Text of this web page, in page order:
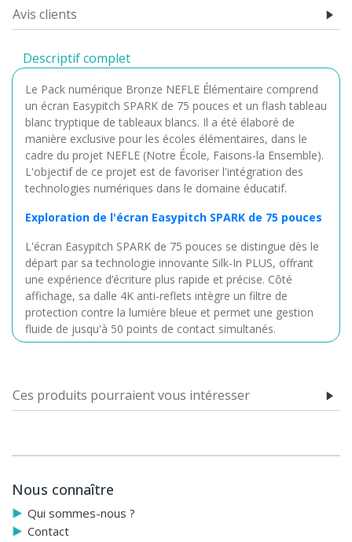
Avis clients
Descriptif complet
Le Pack numérique Bronze NEFLE Élémentaire comprend
un écran Easypitch SPARK de 75 pouces et un flash tableau
blanc tryptique de tableaux blancs. Il a été élaboré de
manière exclusive pour les écoles élémentaires, dans le
cadre du projet NEFLE (Notre École, Faisons-la Ensemble).
L'objectif de ce projet est de favoriser l'intégration des
technologies numériques dans le domaine éducatif.
Exploration de l'écran Easypitch SPARK de 75 pouces
L'écran Easypitch SPARK de 75 pouces se distingue dès le
départ par sa technologie innovante Silk-In PLUS, offrant
une expérience d’écriture plus rapide et précise. Côté
affichage, sa dalle 4K anti-reflets intègre un filtre de
protection contre la lumière bleue et permet une gestion
fluide de jusqu'à 50 points de contact simultanés.
assure une prise en main intuitive des fonctionnalités et
des applications installées, tandis que l'option d'ajout d'un
connectivité complète, notamment grâce à son port USB
projections, d'accéder au réseau, d’assurer une réactivité
tactile immédiate et de charger simultanément un
Ces produits pourraient vous intéresser
Nous connaître
Qui sommes-nous ?
Contact